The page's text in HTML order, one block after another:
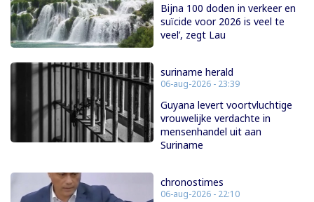
Bijna 100 doden in verkeer en
suïcide voor 2026 is veel te
veel’, zegt Lau
suriname herald
06-aug-2026 - 23:39
Guyana levert voortvluchtige
vrouwelijke verdachte in
mensenhandel uit aan
Suriname
chronostimes
06-aug-2026 - 22:10